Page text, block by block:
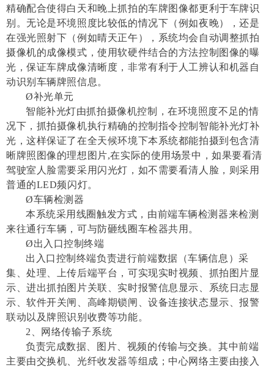
精确配合使得白天和晚上抓拍的车牌图像都更利于车牌识
别。无论是环境照度比较低的情况下（例如夜晚），还是
在强光照射下（例如晴天正午），系统均会自动调整抓拍
摄像机的成像模式，使用软硬件结合的方法控制图像的曝
光，保证车牌成像清晰度，非常有利于人工辨认和机器自
动识别车辆牌照信息。
Ø补光单元
智能补光灯由抓拍摄像机控制，在环境照度不足的情
况下，抓拍摄像机执行精确的控制指令控制智能补光灯补
光，这样保证了在全天候环境下本系统都能拍摄到包含清
晰牌照图像的理想图片,在实际的使用场景中，如果要看清
驾驶室人脸需要采用闪光灯，如不需要看清人脸，则采用
普通的LED频闪灯。
Ø车辆检测器
本系统采用线圈触发方式，由前端车辆检测器来检测
来往通行车辆，可与防砸线圈车检器共用。
Ø出入口控制终端
出入口控制终端负责进行前端数据（车辆信息）采
集、处理、上传后端平台，可实现实时视频、抓拍图片显
示、进出抓拍图片关联、实时报警信息显示、系统日志显
示、软件开关闸、高峰期锁闸、设备连接状态显示、报警
联动以及牌照识别收费等功能。
2、网络传输子系统
负责完成数据、图片、视频的传输与交换。其中前端
主要由交换机、光纤收发器等组成；中心网络主要由接入